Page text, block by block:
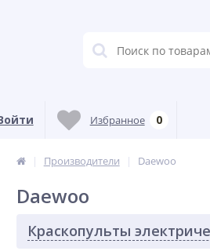
Избранное 0
Производители Daewoo
Daewoo
Краскопульты